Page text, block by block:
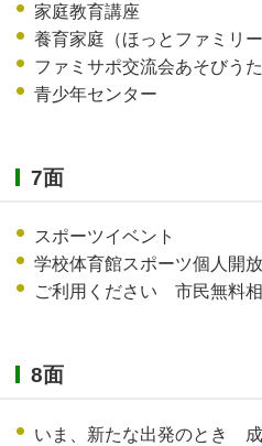
家庭教育講座
養育家庭（ほっとファミリ
ファミサポ交流会あそびう
青少年センター
7面
スポーツイベント
学校体育館スポーツ個人開
ご利用ください 市民無料
8面
いま、新たな出発のとき